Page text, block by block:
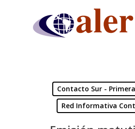
Contacto Sur -
Red Informativa